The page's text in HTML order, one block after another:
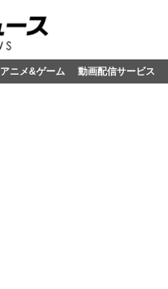
アニメ&ゲーム 動画配信サービス